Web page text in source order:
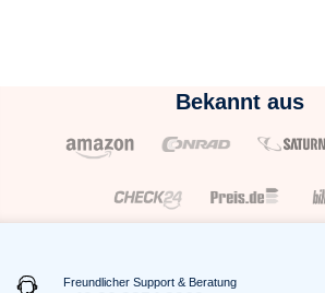
Bekannt aus
Freundlicher Support & Beratung